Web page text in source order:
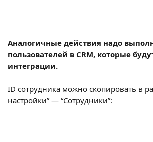
Аналогичные действия надо
пользователей в CRM, которые
интеграции.
ID сотрудника можно скопировать в
настройки” — “Сотрудники”: